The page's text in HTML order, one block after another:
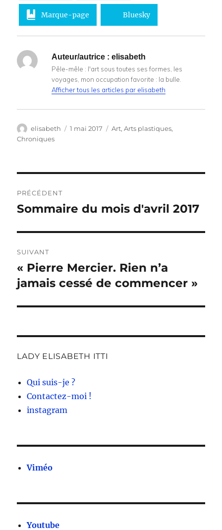
Marque-page Bluesky
Auteur/autrice : elisabeth
Pêle-mêle : l'art sous toutes ses formes, les
voyages, mon occupation favorite : la bulle.
Afficher tous les articles par elisabeth
Auteur
elisabeth
Publié
1 mai 2017 Catégories
Art,Arts plastiques,
Chroniques
de
PRÉCÉDENT
Publication
Sommaire du mois d'avril 2017
SUIVANT
Publication
suivante :
« Pierre Mercier. Rien n’a
jamais cessé de commencer »
LADY ELISABETH ITTI
Qui suis-je ?
Contactez-moi !
instagram
Viméo
Youtube